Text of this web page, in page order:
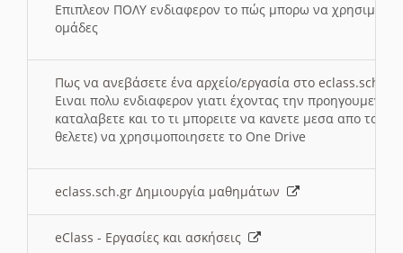
Επιπλεον ΠΟΛΥ ενδιαφερον το πώς μπορω να
ομάδες
Πως να ανεβάσετε ένα αρχείο/εργασία στο eclass.sch.gr
Ειναι πολυ ενδιαφερον γιατι έχοντας την
καταλαβετε και το τι μπορειτε να κανετε μεσα απο το
θελετε) να χρησιμοποιησετε το One Drive
eclass.sch.gr Δημιουργία μαθημάτων
eClass - Εργασίες και ασκήσεις